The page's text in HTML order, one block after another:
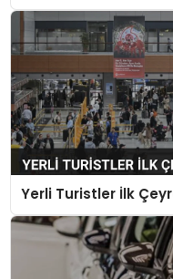
Yerli Turistler İlk